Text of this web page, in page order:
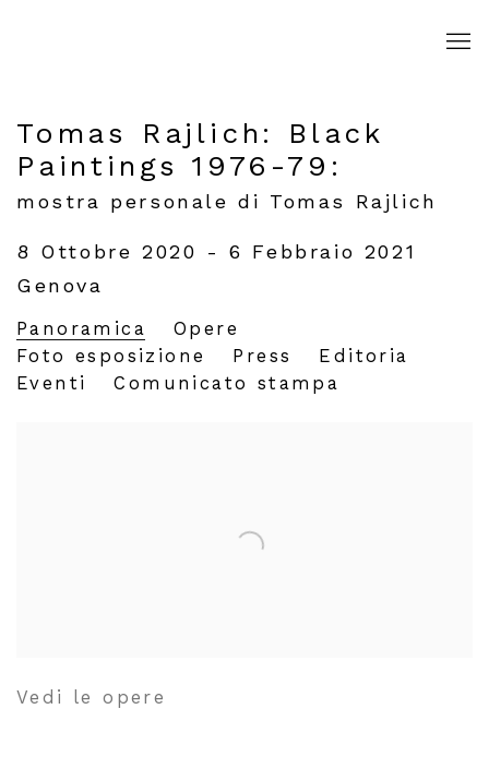
Tomas Rajlich: Black
Paintings 1976-79 :
mostra personale di Tomas Rajlich
8 Ottobre 2020 - 6 Febbraio 2021
Genova
Panoramica
Opere
Foto esposizione
Press
Editoria
Eventi
Comunicato stampa
Vedi le opere